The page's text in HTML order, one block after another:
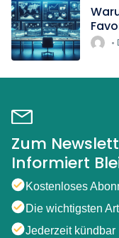
Zum
Informiert
Kostenloses
Die wichtigsten
Jederzeit kündbar